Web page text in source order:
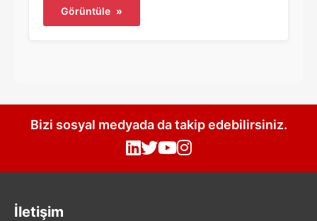
Görüntüle »
Bizi sosyal medyada da takip edebilirsiniz.
İletişim